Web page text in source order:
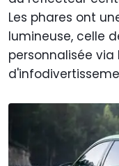
Les phares ont
lumineuse, celle
personnalisée